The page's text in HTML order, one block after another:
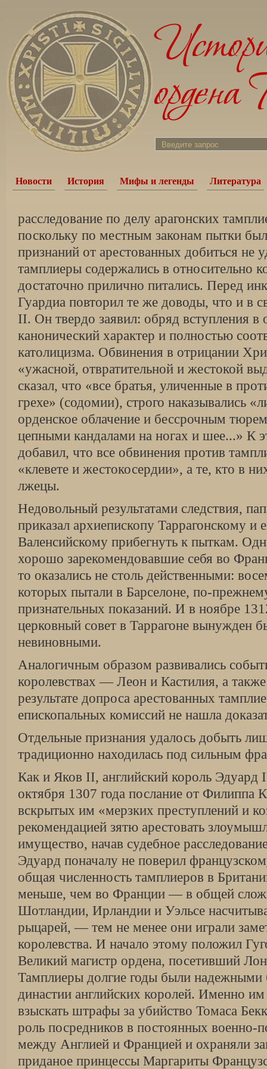
Новости История Мифы и легенды Литература
расследование по делу арагонских
поскольку по местным законам пытки
признаний от арестованных добиться не
тамплиеры содержались в относи­тельно
достаточно прилично пита­лись. Перед
Гуардиа повторил те же доводы, что и в
II. Он твердо заявил: обряд вступления в
канониче­ский характер и полностью
католи­цизма. Обвинения в отрицании
«ужасной, отвратительной и жестокой
сказал, что «все братья, уличенные в
грехе» (содо­мии), строго наказывались
орден­ское облачение и бессрочным
цепными кандалами на ногах и шее...» К
добавил, что все обвинения против
«клевете и жестокосердии», а те, кто в
лжецы.
Недовольный результатами следствия,
приказал архиепископу Таррагонскому и
Валенсийскому прибегнуть к пыткам.
хорошо зарекомендовавшие себя во
то оказались не столь действенными:
которых пытали в Барселоне, по-
признательных показаний. И в ноябре
церковный совет в Таррагоне вынужден
невиновными.
Аналогичным образом развивались
королевствах — Леон и Кастилия, а
результате допроса арестованных
епископальных комиссий не нашла
Отдельные признания удалось добыть
традиционно находилась под сильным
Как и Яков II, английский король Эдуард
октября 1307 года послание от Филиппа
вскрытых им «мерзких преступлений и
рекомендацией зятю арестовать
имущество, начав судебное
Эдуард поначалу не поверил
общая численность тамплиеров в
меньше, чем во Франции — в общей
Шотландии, Ирландии и Уэльсе
рыцарей, — тем не менее они играли
королевства. И начало этому положил
Великий магистр ордена, по­сетивший
Тамплиеры долгие годы были
династии английских ко­ролей. Именно
взыскать штрафы за убий­ство Томаса
роль посредников в постоянных военно-
между Англией и Францией и охраняли
приданое прин­цессы Маргариты